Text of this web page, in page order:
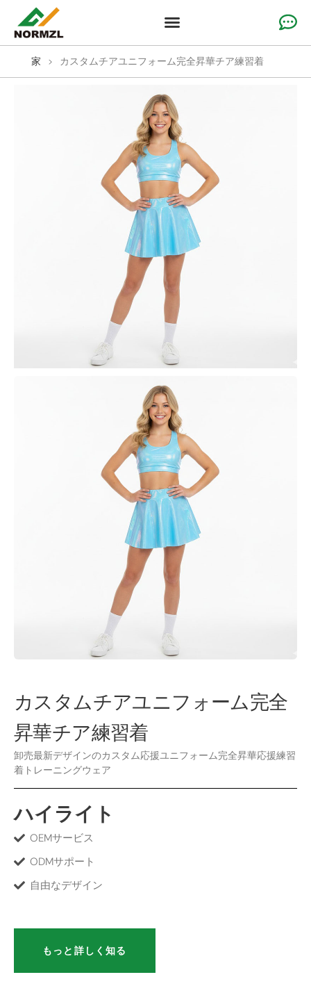
家 > カスタムチアユニフォーム完全昇華チア練習着
カスタムチアユニフォーム完全
昇華チア練習着
卸売最新デザインのカスタム応援ユニフォーム完全昇華応援練習
着トレーニングウェア
ハイライト
OEMサービス
ODMサポート
自由なデザイン
もっと詳しく知る